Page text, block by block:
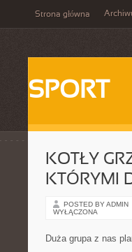
Strona główna
SPORT
KOTŁY
KTÓRYMI
POSTED BY ADMIN
WYŁĄCZONA
Duża grupa z nas